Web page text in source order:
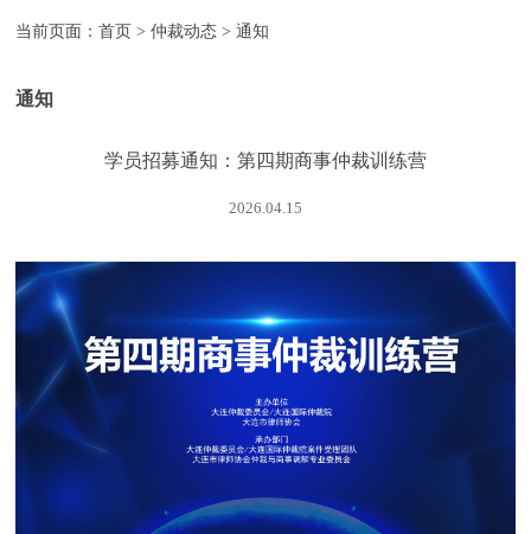
当前页面：首页 >仲裁动态 >通知
通知
学员招募通知：第四期商事仲裁训练营
2026.04.15